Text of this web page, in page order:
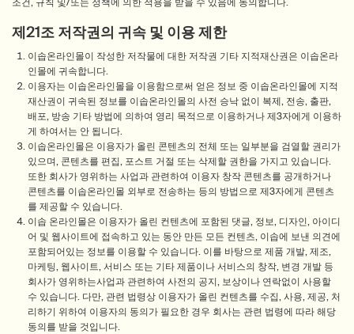
제21조 저작권의 귀속 및 이용 제한
이솝온라인몰이 작성한 저작물에 대한 저작권 기타 지적재산권은 이솝온라
인몰에 귀속합니다.
이용자는 이솝온라인몰을 이용함으로써 얻은 정보 중 이솝온라인몰에 지적
재산권이 귀속된 정보를 이솝온라인몰의 사전 승낙 없이 복제, 전송, 출판,
배포, 방송 기타 방법에 의하여 영리 목적으로 이용하거나 제3자에게 이용하
게 하여서는 안 됩니다.
이솝온라인몰은 이용자가 올린 콘텐츠의 전체 또는 일부분을 검열할 권리가
있으며, 콘텐츠를 편집, 포스트 거절 또는 삭제할 권한을 가지고 있습니다.
또한 회사가 영위하는 사업과 관련하여 이용자 창작 콘텐츠를 공개하거나
콘텐츠를 이솝온라인몰 외부로 전송하는 등의 방법으로 제3자에게 콘텐츠
를 제공할 수 있습니다.
이솝 온라인몰은 이용자가 올린 컨텐츠에 포함된 댓글, 정보, 디자인, 아이디
어 및 웹사이트에 접속하고 있는 동안 만든 모든 컨텐츠, 이솝에 보낸 의견에
포함되어있는 정보를 이용할 수 있습니다. 이를 바탕으로 제품 개발, 제조,
마케팅, 웹사이트, 서비스 또는 기타 제품이나 서비스의 창작, 변경 개발 등
회사가 영위하는사업과 관련하여 사전의 공지, 보상이나 연락없이 사용할
수 있습니다. 다만, 관련 법령상 이용자가 올린 컨텐츠를 수집, 사용, 제공, 처
리하기 위하여 이용자의 동의가 필요한 경우 회사는 관련 법령에 따라 해당
동의를 받을 것입니다.